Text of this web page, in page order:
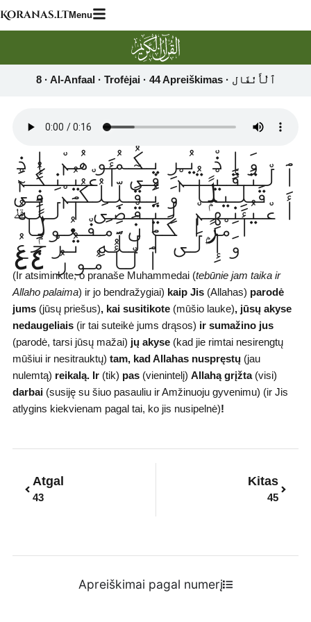
Skip
to
Koranas.ltMenu
وَإِذْ يُرِيكُمُوهُمْ إِذِ
ٱلْتَقَيْتُمْ فِىٓ أَعْيُنِكُمْ
قَلِيلًۭا وَيُقَلِّلُكُمْ فِىٓ
أَعْيُنِهِمْ لِيَقْضِىَ ٱللَّهُ
أَمْرًۭا كَانَ مَفْعُولًۭا ۗ
وَإِلَى ٱللَّهِ تُرْجَعُ
ٱلْأُمُورُ ٤٤
(Ir atsiminkite, o pranaše Muhammedai (tebūnie jam taika ir
Allaho palaima) ir jo bendražygiai) kaip Jis(Allahas) parodė
jums(jūsų priešus), kai susitikote(mūšio lauke), jūsų akyse
nedaugeliais(ir tai suteikė jums drąsos) ir sumažino jus
(parodė, tarsi jūsų mažai) jų akyse(kad jie rimtai nesirengtų
mūšiui ir nesitrauktų) tam, kad Allahas nuspręstų(jau
nulemtą) reikalą. Ir(tik) pas(vienintelį) Allahą grįžta(visi)
darbai(susiję su šiuo pasauliu ir Amžinuoju gyvenimu) (ir Jis
atlygins kiekvienam pagal tai, ko jis nusipelnė)!
Atgal
43
Kitas
45
Apreiškimai pagal numerį